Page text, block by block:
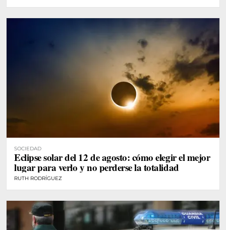
SOCIEDAD
Eclipse solar del 12 de agosto: cómo elegir el mejor
lugar para verlo y no perderse la totalidad
RUTH RODRÍGUEZ